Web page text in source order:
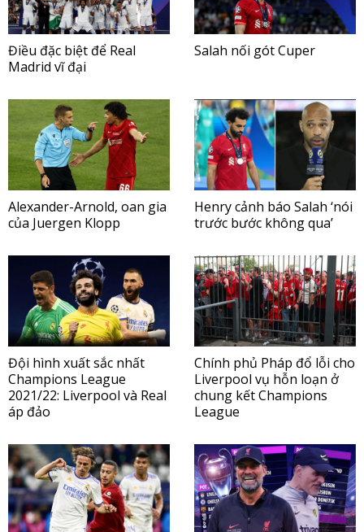
Điều đặc biệt để Real
Madrid vĩ đại
Salah nối gót Cuper
Alexander-Arnold, oan gia
của Juergen Klopp
Henry cảnh báo Salah ‘nói
trước bước không qua’
Đội hình xuất sắc nhất
Champions League
2021/22: Liverpool và Real
áp đảo
Chính phủ Pháp đổ lỗi cho
Liverpool vụ hỗn loạn ở
chung kết Champions
League